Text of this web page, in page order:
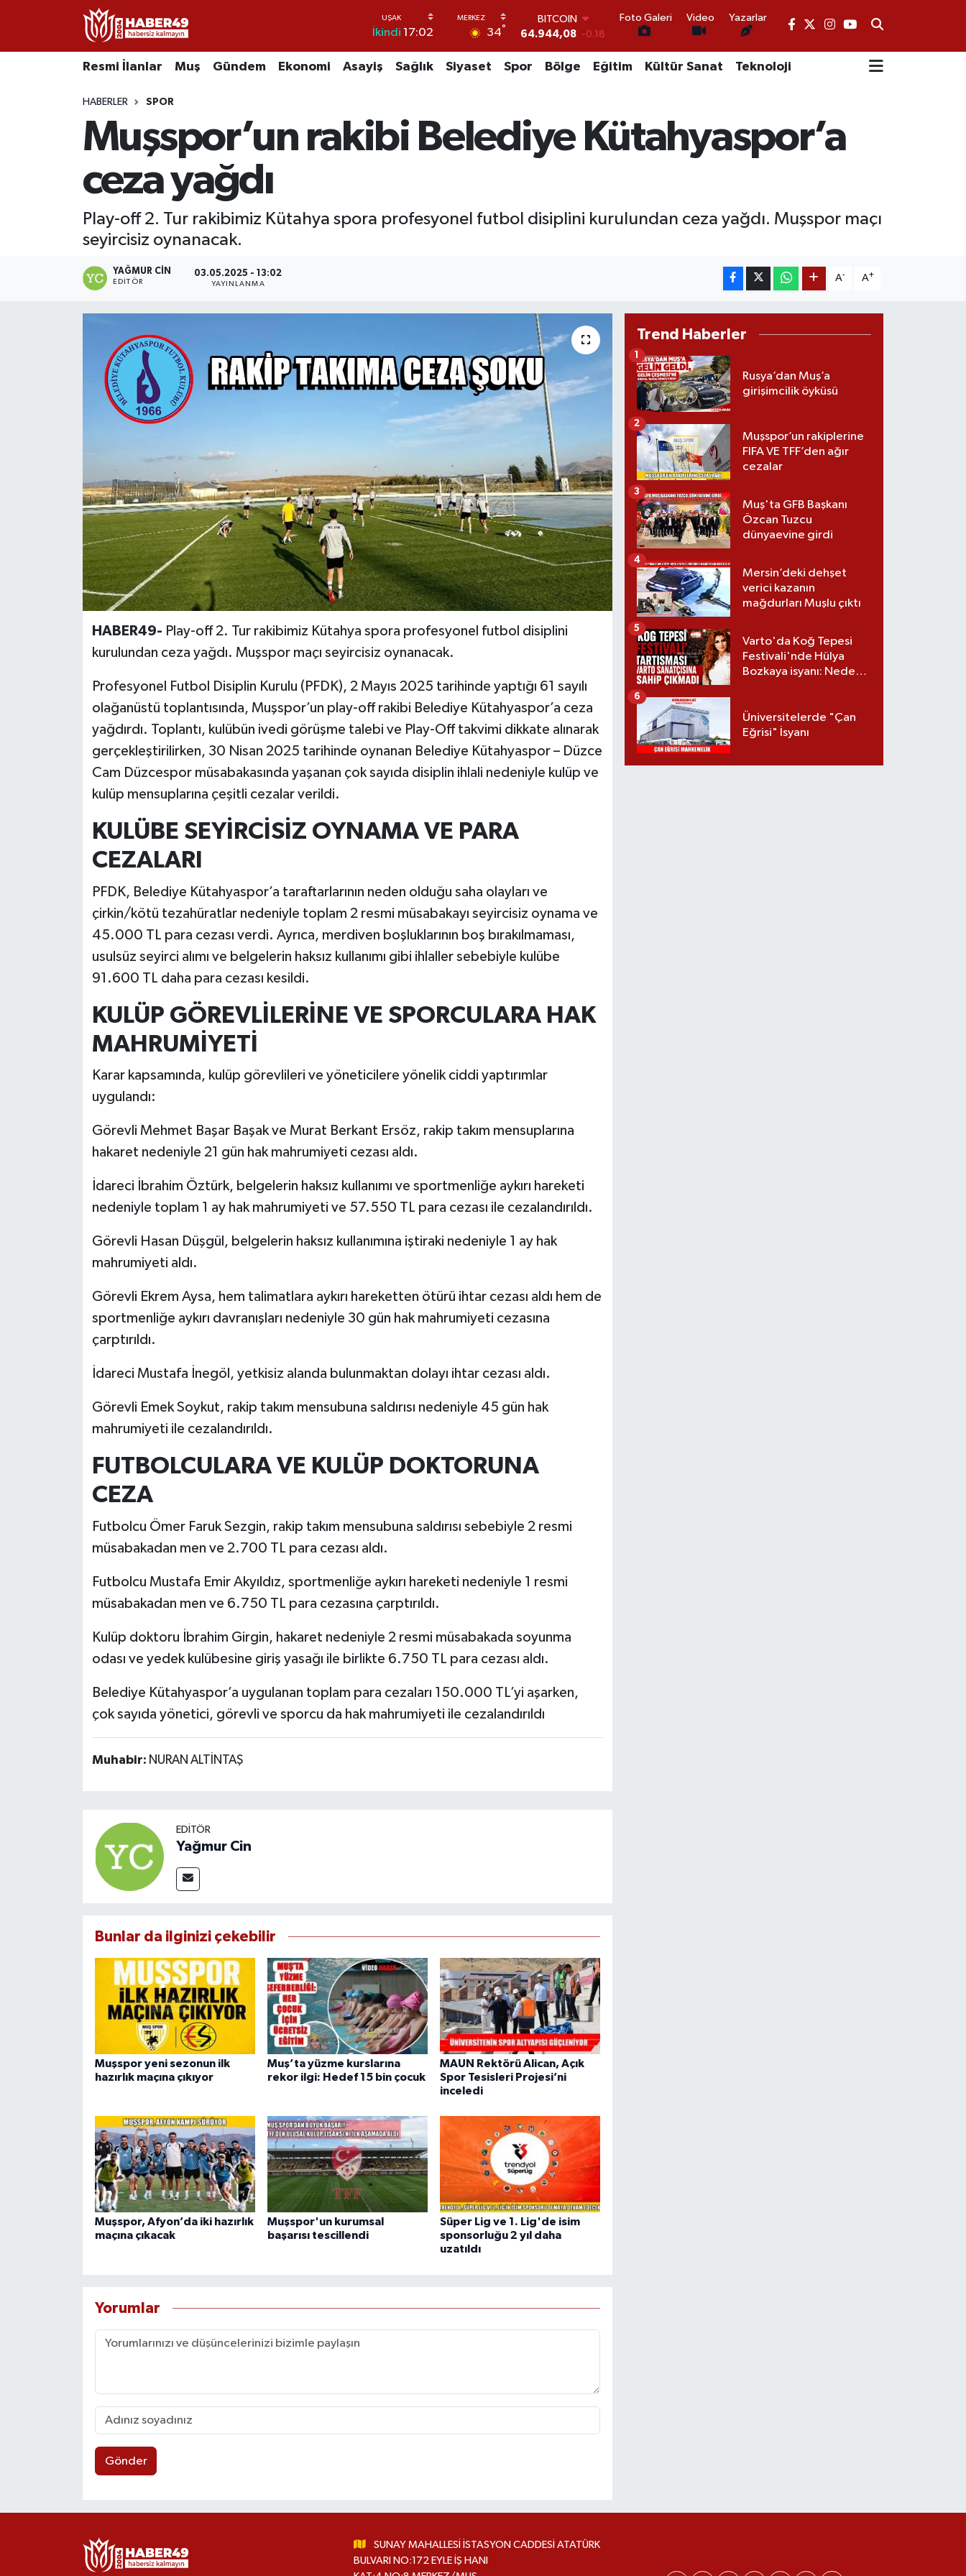
İkindi 17:02 34°
64.944,08
DOLAR
55,2510 0.32
GRAM ALTIN
6660.55
0.03
BİST100
Foto Galeri Video Yazarlar
Resmi İlanlar Muş Gündem Ekonomi Asayiş Sağlık Siyaset Spor Bölge Eğitim Kültür Sanat Teknoloji
HABERLER SPOR
Muşspor’un rakibi Belediye Kütahyaspor’a
ceza yağdı
Play-off 2. Tur rakibimiz Kütahya spora profesyonel futbol disiplini kurulundan ceza yağdı. Muşspor maçı
seyircisiz oynanacak.
YAĞMUR CIN
EDITÖR
03.05.2025 - 13:02
YAYINLANMA
A- A+
HABER49- Play-off 2. Tur rakibimiz Kütahya spora profesyonel futbol disiplini
kurulundan ceza yağdı. Muşspor maçı seyircisiz oynanacak.
Profesyonel Futbol Disiplin Kurulu (PFDK), 2 Mayıs 2025 tarihinde yaptığı 61 sayılı
olağanüstü toplantısında, Muşspor’un play-off rakibi Belediye Kütahyaspor’a ceza
yağdırdı. Toplantı, kulübün ivedi görüşme talebi ve Play-Off takvimi dikkate alınarak
gerçekleştirilirken, 30 Nisan 2025 tarihinde oynanan Belediye Kütahyaspor – Düzce
Cam Düzcespor müsabakasında yaşanan çok sayıda disiplin ihlali nedeniyle kulüp ve
kulüp mensuplarına çeşitli cezalar verildi.
KULÜBE SEYİRCİSİZ OYNAMA VE PARA
CEZALARI
PFDK, Belediye Kütahyaspor’a taraftarlarının neden olduğu saha olayları ve
çirkin/kötü tezahüratlar nedeniyle toplam 2 resmi müsabakayı seyircisiz oynama ve
45.000 TL para cezası verdi. Ayrıca, merdiven boşluklarının boş bırakılmaması,
usulsüz seyirci alımı ve belgelerin haksız kullanımı gibi ihlaller sebebiyle kulübe
91.600 TL daha para cezası kesildi.
KULÜP GÖREVLİLERİNE VE SPORCULARA HAK
MAHRUMİYETİ
Karar kapsamında, kulüp görevlileri ve yöneticilere yönelik ciddi yaptırımlar
uygulandı:
Görevli Mehmet Başar Başak ve Murat Berkant Ersöz, rakip takım mensuplarına
hakaret nedeniyle 21 gün hak mahrumiyeti cezası aldı.
İdareci İbrahim Öztürk, belgelerin haksız kullanımı ve sportmenliğe aykırı hareketi
nedeniyle toplam 1 ay hak mahrumiyeti ve 57.550 TL para cezası ile cezalandırıldı.
Görevli Hasan Düşgül, belgelerin haksız kullanımına iştiraki nedeniyle 1 ay hak
mahrumiyeti aldı.
Görevli Ekrem Aysa, hem talimatlara aykırı hareketten ötürü ihtar cezası aldı hem de
sportmenliğe aykırı davranışları nedeniyle 30 gün hak mahrumiyeti cezasına
çarptırıldı.
İdareci Mustafa İnegöl, yetkisiz alanda bulunmaktan dolayı ihtar cezası aldı.
Görevli Emek Soykut, rakip takım mensubuna saldırısı nedeniyle 45 gün hak
mahrumiyeti ile cezalandırıldı.
FUTBOLCULARA VE KULÜP DOKTORUNA
CEZA
Futbolcu Ömer Faruk Sezgin, rakip takım mensubuna saldırısı sebebiyle 2 resmi
müsabakadan men ve 2.700 TL para cezası aldı.
Futbolcu Mustafa Emir Akyıldız, sportmenliğe aykırı hareketi nedeniyle 1 resmi
müsabakadan men ve 6.750 TL para cezasına çarptırıldı.
Kulüp doktoru İbrahim Girgin, hakaret nedeniyle 2 resmi müsabakada soyunma
odası ve yedek kulübesine giriş yasağı ile birlikte 6.750 TL para cezası aldı.
Belediye Kütahyaspor’a uygulanan toplam para cezaları 150.000 TL’yi aşarken,
çok sayıda yönetici, görevli ve sporcu da hak mahrumiyeti ile cezalandırıldı
Muhabir: NURAN ALTİNTAŞ
EDITÖR
Yağmur Cin
Bunlar da ilginizi çekebilir
Muşspor yeni sezonun ilk
hazırlık maçına çıkıyor
Muş’ta yüzme kurslarına
rekor ilgi: Hedef 15 bin çocuk
MAUN Rektörü Alican, Açık
Spor Tesisleri Projesi’ni
inceledi
Muşspor, Afyon’da iki hazırlık
maçına çıkacak
Muşspor'un kurumsal
başarısı tescillendi
Süper Lig ve 1. Lig'de isim
sponsorluğu 2 yıl daha
uzatıldı
Yorumlar
Gönder
Trend Haberler
Rusya’dan Muş’a
girişimcilik öyküsü
1
Muşspor’un rakiplerine
FIFA VE TFF’den ağır
cezalar
2
Muş'ta GFB Başkanı
Özcan Tuzcu
dünyaevine girdi
3
Mersin’deki dehşet
verici kazanın
mağdurları Muşlu çıktı
4
Varto'da Koğ Tepesi
Festivali'nde Hülya
Bozkaya isyanı: Neden
5
Üniversitelerde "Çan
Eğrisi" İsyanı
6
SUNAY MAHALLESİ İSTASYON CADDESİ ATATÜRK
BULVARI NO:172 EYLE İŞ HANI
Resmi İlanlar
Gündem
Hasköy
Bulanık
Malazgirt
Uşak Nöbetçi Eczaneler
Uşak Namaz Vakitleri
TFF 2.Lig Kırmızı Grup Puan Durumu ve Fikstür
Tüm Manşetler
Son Dakika Haberleri
Haber Arşivi